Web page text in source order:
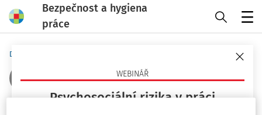
Bezpečnost a hygiena
práce
WEBINÁŘ
Psychosociální rizika v práci
Domů
Zbyněk Moravec